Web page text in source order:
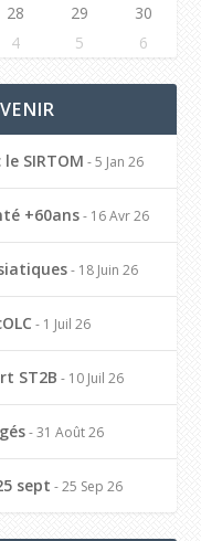
28 29
30
4 5 6
SIRTOM - 5 Jan 26
+60ans- 16 Avr 26
- 18 Juin 26
- 1 Juil 26
ST2B - 10 Juil 26
- 31 Août 26
sept - 25 Sep 26